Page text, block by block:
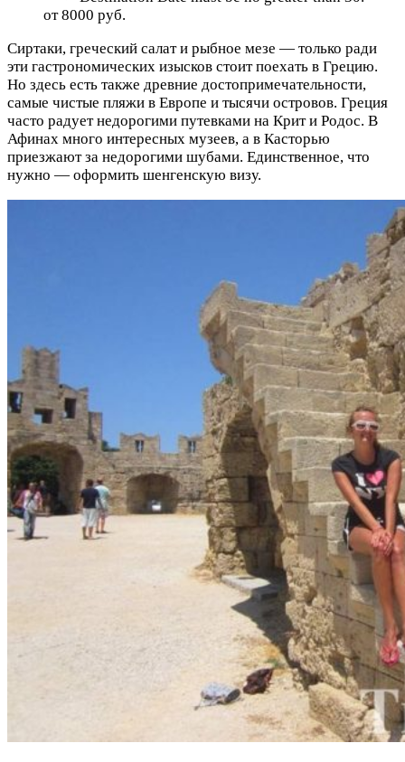
от 8000 руб.
Сиртаки, греческий салат и рыбное мезе — только ради
эти гастрономических изысков стоит поехать в Грецию.
Но здесь есть также древние достопримечательности,
самые чистые пляжи в Европе и тысячи островов. Греция
часто радует недорогими путевками на Крит и Родос. В
Афинах много интересных музеев, а в Касторью
приезжают за недорогими шубами. Единственное, что
нужно — оформить шенгенскую визу.